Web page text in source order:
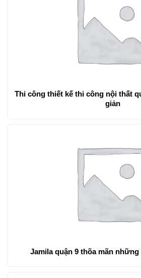
Thi công thiết kế thi công nội thất
giản
Jamila quận 9 thõa mãn